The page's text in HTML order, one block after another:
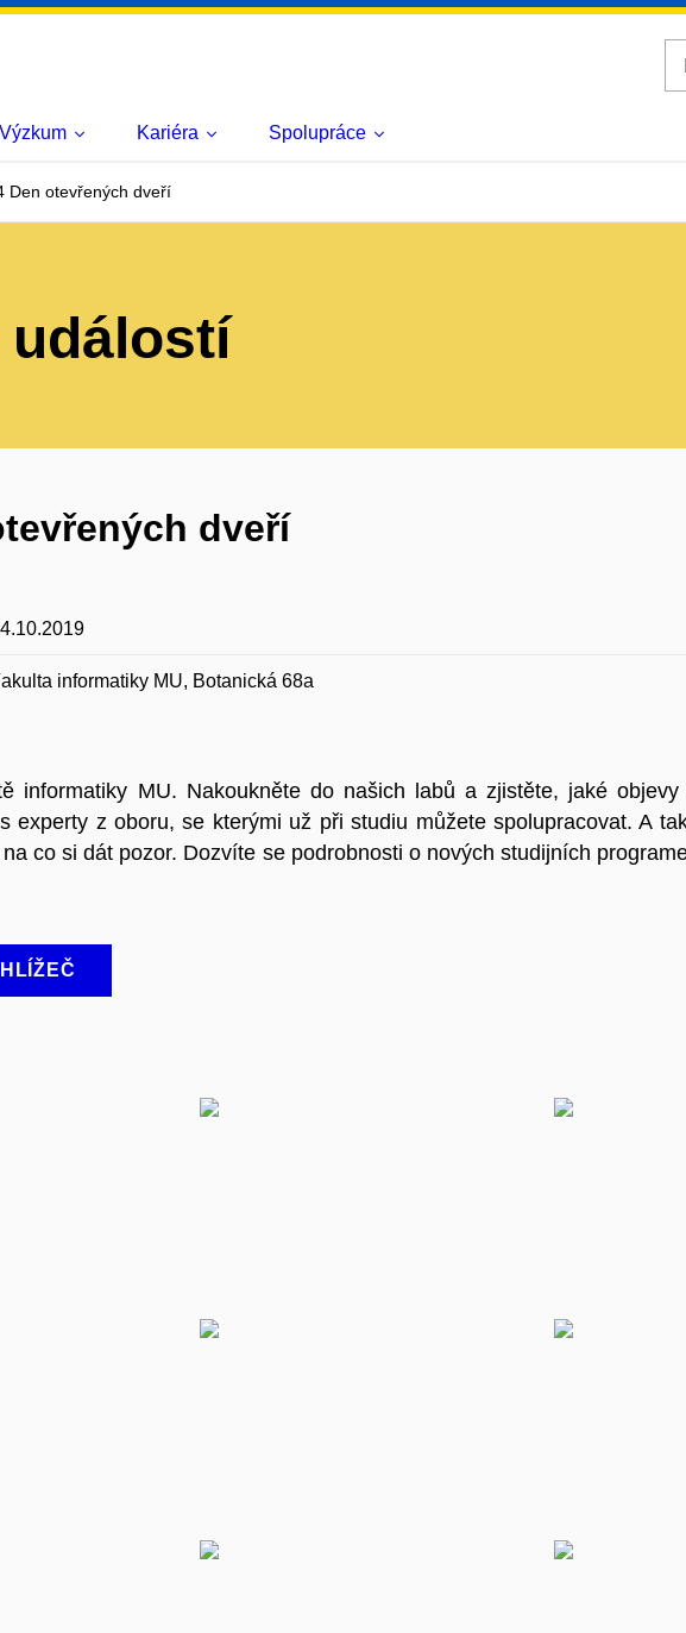
Výzkum Kariéra Spolupráce
Den otevřených dveří
událostí
dveří
informatiky MU, Botanická 68a
informatiky MU. Nakoukněte do našich labů a zjistěte, jaké
experty z oboru, se kterými už při studiu můžete spolupracovat. A
co si dát pozor. Dozvíte se podrobnosti o nových studijních